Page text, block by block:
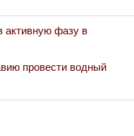
активную фазу в
провести водный